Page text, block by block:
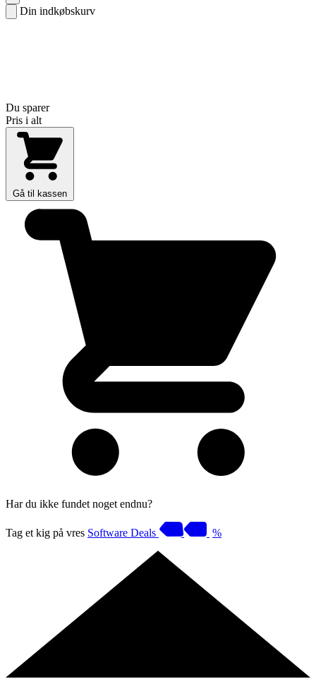
Din indkøbskurv
Du sparer
Pris i alt
Gå til kassen
Har du ikke fundet noget endnu?
Tag et kig på vres Software Deals %